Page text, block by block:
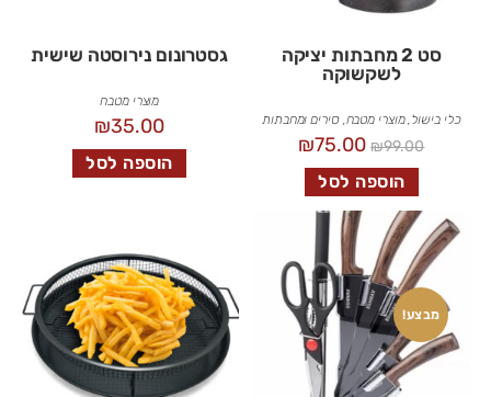
סט 2 מחבתות יציקה
לשקשוקה
כלי בישול,מוצרי מטבח,סירים ומחבתות
₪99.00
₪75.00
הוספה לסל
גסטרונום נירוסטה שישית
מוצרי מטבח
₪35.00
הוספה לסל
מבצע!